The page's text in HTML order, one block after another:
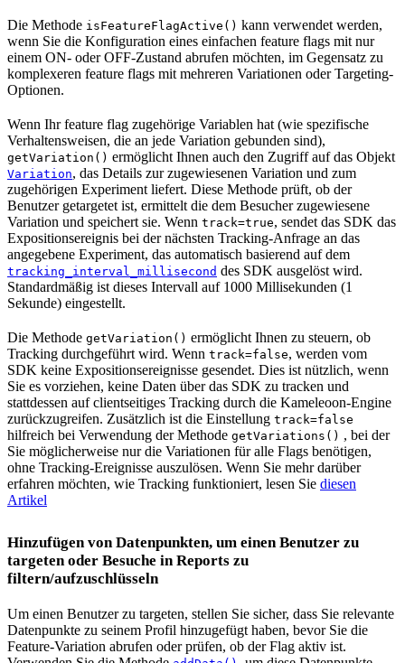
Die Methode isFeatureFlagActive() kann verwendet werden,
wenn Sie die Konfiguration eines einfachen feature flags mit nur
einem ON- oder OFF-Zustand abrufen möchten, im Gegensatz zu
komplexeren feature flags mit mehreren Variationen oder Targeting-
Optionen.
Wenn Ihr feature flag zugehörige Variablen hat (wie spezifische
Verhaltensweisen, die an jede Variation gebunden sind),
getVariation() ermöglicht Ihnen auch den Zugriff auf das Objekt
Variation, das Details zur zugewiesenen Variation und zum
zugehörigen Experiment liefert. Diese Methode prüft, ob der
Benutzer getargetet ist, ermittelt die dem Besucher zugewiesene
Variation und speichert sie. Wenn track=true, sendet das SDK das
Expositionsereignis bei der nächsten Tracking-Anfrage an das
angegebene Experiment, das automatisch basierend auf dem
tracking_interval_millisecond des SDK ausgelöst wird.
Standardmäßig ist dieses Intervall auf 1000 Millisekunden (1
Sekunde) eingestellt.
Die Methode getVariation() ermöglicht Ihnen zu steuern, ob
Tracking durchgeführt wird. Wenn track=false, werden vom
SDK keine Expositionsereignisse gesendet. Dies ist nützlich, wenn
Sie es vorziehen, keine Daten über das SDK zu tracken und
stattdessen auf clientseitiges Tracking durch die Kameleoon-Engine
zurückzugreifen. Zusätzlich ist die Einstellung track=false
hilfreich bei Verwendung der Methode getVariations() , bei der
Sie möglicherweise nur die Variationen für alle Flags benötigen,
ohne Tracking-Ereignisse auszulösen. Wenn Sie mehr darüber
erfahren möchten, wie Tracking funktioniert, lesen Sie diesen
Artikel
Hinzufügen von Datenpunkten, um einen Benutzer zu
targeten oder Besuche in Reports zu
filtern/aufzuschlüsseln
Um einen Benutzer zu targeten, stellen Sie sicher, dass Sie relevante
Datenpunkte zu seinem Profil hinzugefügt haben, bevor Sie die
Feature-Variation abrufen oder prüfen, ob der Flag aktiv ist.